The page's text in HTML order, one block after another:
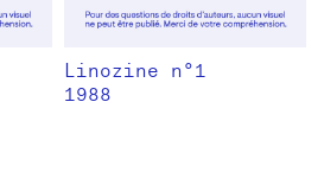
Linozine n°1
1988